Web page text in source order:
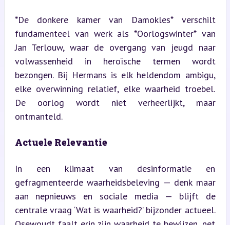
*De donkere kamer van Damokles* verschilt
fundamenteel van werk als *Oorlogswinter* van
Jan Terlouw, waar de overgang van jeugd naar
volwassenheid in heroïsche termen wordt
bezongen. Bij Hermans is elk heldendom ambigu,
elke overwinning relatief, elke waarheid troebel.
De oorlog wordt niet verheerlijkt, maar
ontmanteld.
Actuele Relevantie
In een klimaat van desinformatie en
gefragmenteerde waarheidsbeleving — denk maar
aan nepnieuws en sociale media — blijft de
centrale vraag ‘Wat is waarheid?’ bijzonder actueel.